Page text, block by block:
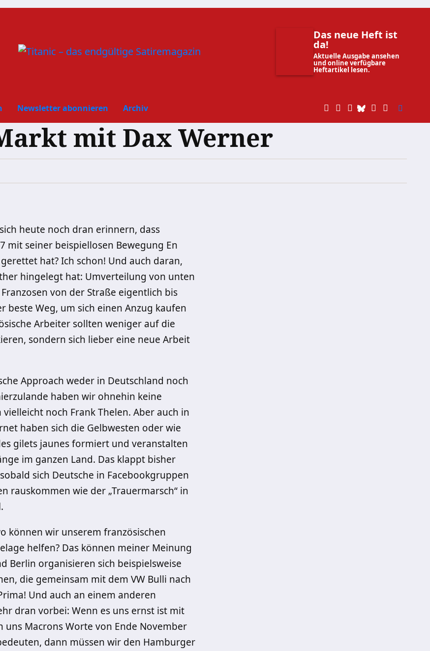
Das neue Heft ist
da!
Aktuelle Ausgabe ansehen
und online verfügbare
Heftartikel lesen.
Newsletter abonnieren Archiv
mit Dax Werner
heute noch dran erinnern, dass
mit seiner beispiellosen Bewegung En
hat? Ich schon! Und auch daran,
hingelegt hat: Umverteilung von unten
von der Straße eigentlich bis
beste Weg, um sich einen Anzug kaufen
Arbeiter sollten weniger auf die
sondern sich lieber eine neue Arbeit
Approach weder in Deutschland noch
haben wir ohnehin keine
noch Frank Thelen. Aber auch in
haben sich die Gelbwesten oder wie
gilets jaunes formiert und veranstalten
im ganzen Land. Das klappt bisher
sich Deutsche in Facebookgruppen
rauskommen wie der „Trauermarsch“ in
können wir unserem französischen
helfen? Das können meiner Meinung
Berlin organisieren sich beispielsweise
die gemeinsam mit dem VW Bulli nach
Und auch an einem anderen
dran vorbei: Wenn es uns ernst ist mit
uns Macrons Worte von Ende November
dann müssen wir den Hamburger